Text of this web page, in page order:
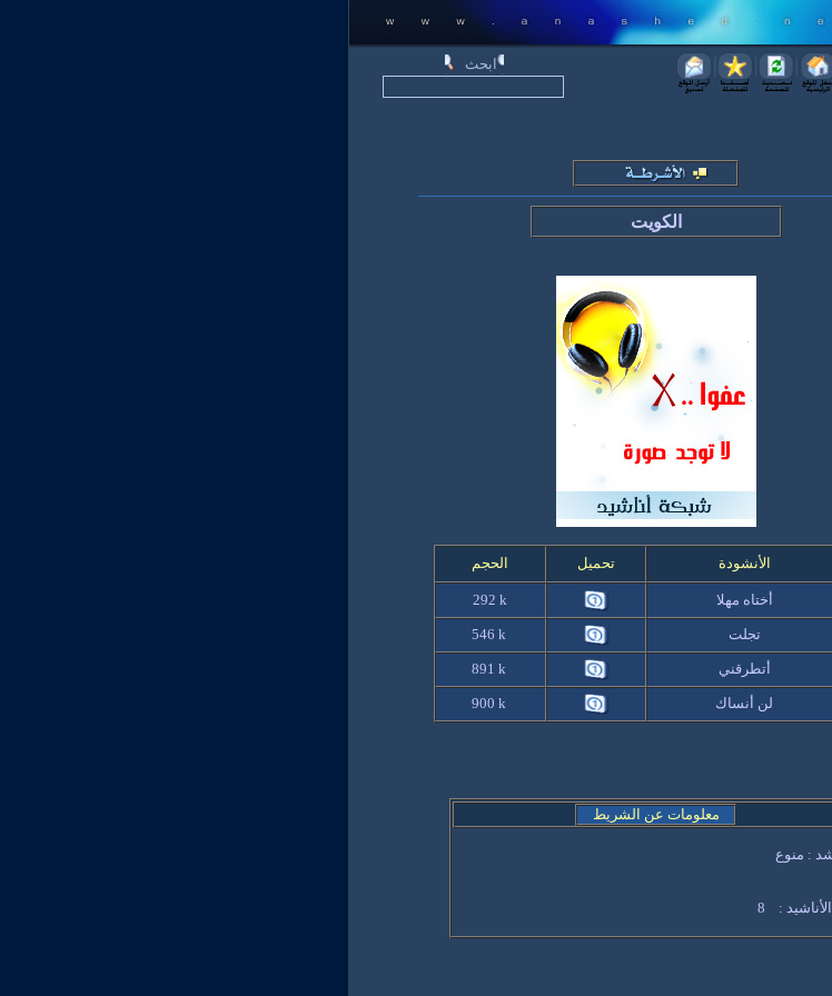
الكويت
الحجم تحميل الأنشودة
292 k أختاه مهلا
546 k تجلت
891 k أتطرقني
900 k لن أنساك
معلومات عن الشريط
: منوع
: 8